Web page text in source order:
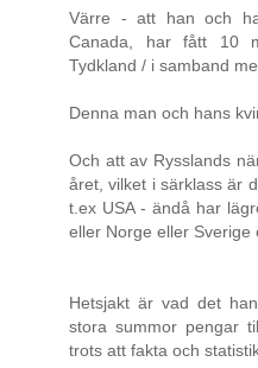
Värre - att han och
Canada, har fått 10
Tydkland / i samband
Denna man och hans
Och att av Rysslands
året, vilket i särklass är
t.ex USA - ändå har
eller Norge eller Sverige
Hetsjakt är vad det
stora summor pengar
trots att fakta och